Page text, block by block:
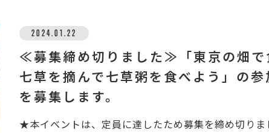
2024.01.22
≪募集締め切りました≫「東京の畑で
七草を摘んで七草粥を食べよう」の参
を募集します。
★本イベントは、定員に達したため募集を締め切り